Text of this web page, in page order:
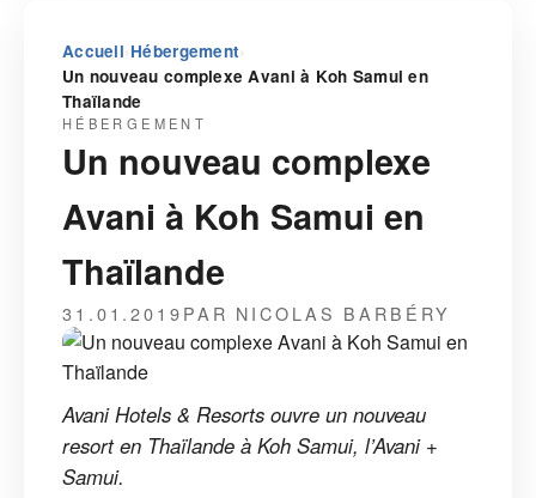
Accueil›Hébergement›
Un nouveau complexe Avani à Koh Samui en
Thaïlande
HÉBERGEMENT
Un nouveau complexe
Avani à Koh Samui en
Thaïlande
31.01.2019PAR NICOLAS BARBÉRY
Avani Hotels & Resorts ouvre un nouveau
resort en Thaïlande à Koh Samui, l’Avani +
Samui.